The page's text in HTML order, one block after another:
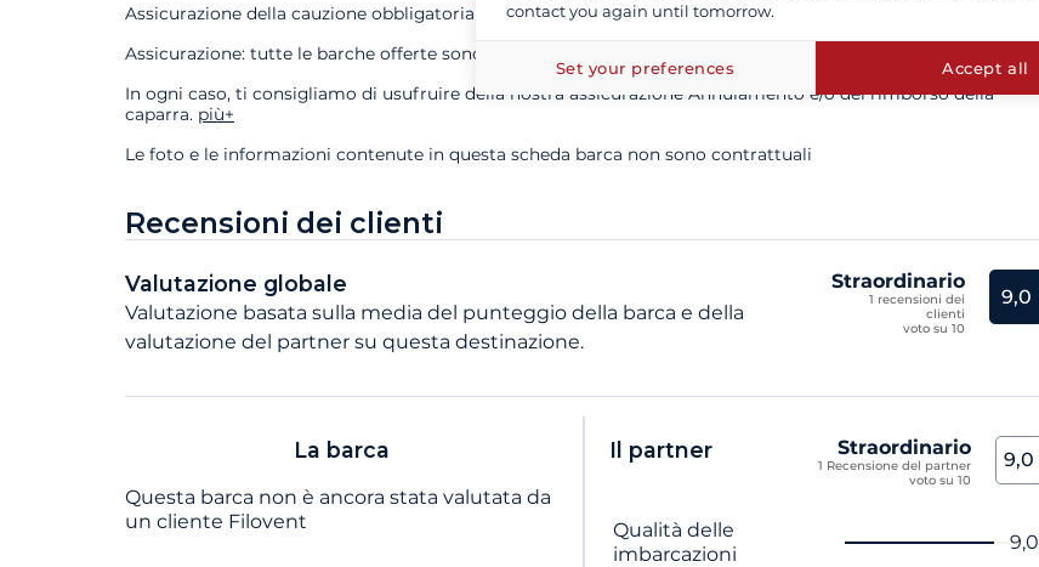
Assicurazione della cauzione obbligatoria se si assume uno skipper professionista
Assicurazione: tutte le barche offerte sono completamente assicurate
In ogni caso, ti consigliamo di usufruire della nostra assicurazione Annulamento e/o del rimborso della
caparra. più+
Le foto e le informazioni contenute in questa scheda barca non sono contrattuali
Recensioni dei clienti
Valutazione globale
Valutazione basata sulla media del punteggio della barca e della
valutazione del partner su questa destinazione.
Straordinario
1 recensioni dei
clienti
voto su 10
9,0
La barca
Questa barca non è ancora stata valutata da
un cliente Filovent
Il partner Straordinario
1 Recensione del partner
voto su 10
9,0
Nome del criterio
Qualità delle
imbarcazioni
9,0
contact you again until tomorrow.
Set your preferences Accept all